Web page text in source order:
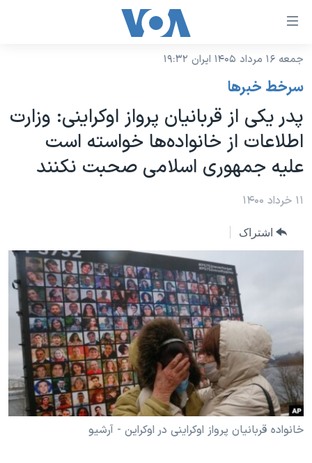
لینکهای
دسترسی
جهش
محتوای
اصلی
جهش
صفحه
جهش
به
نسخه سبک وب‌سایت
موضوع ها
ایران
آمریکا
جهان
ورزشی
گزیده‌ها
ویژه برنامه‌ها
فرهنگ و زندگی
حقوق شهروندی
اقتصادی
علم و فناوری
اسرائیل در جنگ
برنامه های تلویزیونی
جدول برنامه ها
صفحه‌های ویژه
جام جهانی ۲۰۲۶
عملیات خشم حماسی
بایگانی برنامه‌های تلویزیونی
مستندها
انتخابات ریاست جمهوری آمریکا ۲۰۲۴
حمله جمهوری اسلامی به اسرائیل
رمز مهسا
ورزش زنان در ایران
فرکانس‌های صدای آمریکا
پخش رادیویی
یادگیری زبان انگلیسی
دنبال کنید
زبانهای مختلف
جمعه ۱۶ مرداد ۱۴۰۵ ایران ۱۹:۳۲
سرخط خبرها
پدر یکی از قربانیان پرواز اوکراینی: وزارت
اطلاعات از خانواده‌ها خواسته است
علیه جمهوری اسلامی صحبت نکنند
۱۱ خرداد ۱۴۰۰
اشتراک
خانواده قربانیان پرواز اوکراینی در اوکراین - آرشیو